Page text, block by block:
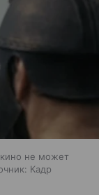
не может
Кадр